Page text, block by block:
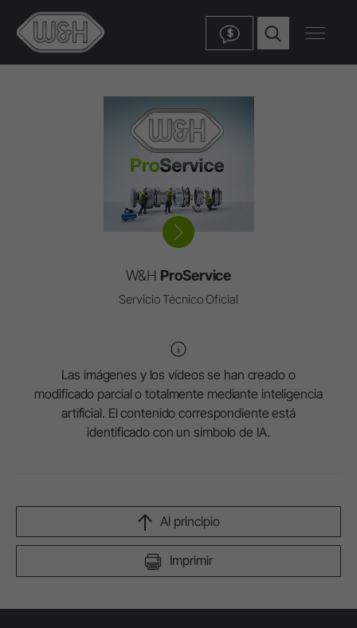
$
W&H ProService
Servicio Técnico Oficial
Las imágenes y los vídeos se han creado o
modificado parcial o totalmente mediante inteligencia
artificial. El contenido correspondiente está
identificado con un símbolo de IA.
Imprimir
Al principio